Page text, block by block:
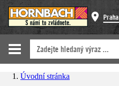
Úvodní stránka